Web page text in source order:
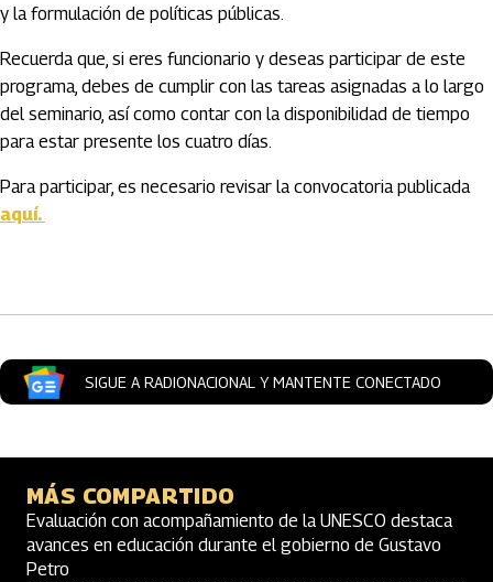
y la formulación de políticas públicas.
Recuerda que, si eres funcionario y deseas participar de este
programa, debes de cumplir con las tareas asignadas a lo largo
del seminario, así como contar con la disponibilidad de tiempo
para estar presente los cuatro días.
Para participar, es necesario revisar la convocatoria publicada
aquí.
SIGUE A RADIONACIONAL Y MANTENTE CONECTADO
MÁS COMPARTIDO
Evaluación con acompañamiento de la UNESCO destaca
avances en educación durante el gobierno de Gustavo
Petro